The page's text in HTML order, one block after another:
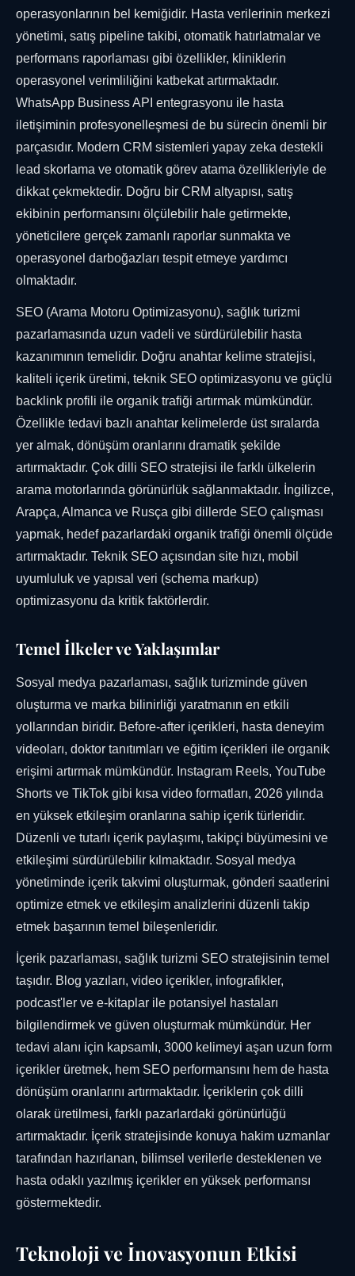
operasyonlarının bel kemiğidir. Hasta verilerinin merkezi
yönetimi, satış pipeline takibi, otomatik hatırlatmalar ve
performans raporlaması gibi özellikler, kliniklerin
operasyonel verimliliğini katbekat artırmaktadır.
WhatsApp Business API entegrasyonu ile hasta
iletişiminin profesyonelleşmesi de bu sürecin önemli bir
parçasıdır. Modern CRM sistemleri yapay zeka destekli
lead skorlama ve otomatik görev atama özellikleriyle de
dikkat çekmektedir. Doğru bir CRM altyapısı, satış
ekibinin performansını ölçülebilir hale getirmekte,
yöneticilere gerçek zamanlı raporlar sunmakta ve
operasyonel darboğazları tespit etmeye yardımcı
olmaktadır.
SEO (Arama Motoru Optimizasyonu), sağlık turizmi
pazarlamasında uzun vadeli ve sürdürülebilir hasta
kazanımının temelidir. Doğru anahtar kelime stratejisi,
kaliteli içerik üretimi, teknik SEO optimizasyonu ve güçlü
backlink profili ile organik trafiği artırmak mümkündür.
Özellikle tedavi bazlı anahtar kelimelerde üst sıralarda
yer almak, dönüşüm oranlarını dramatik şekilde
artırmaktadır. Çok dilli SEO stratejisi ile farklı ülkelerin
arama motorlarında görünürlük sağlanmaktadır. İngilizce,
Arapça, Almanca ve Rusça gibi dillerde SEO çalışması
yapmak, hedef pazarlardaki organik trafiği önemli ölçüde
artırmaktadır. Teknik SEO açısından site hızı, mobil
uyumluluk ve yapısal veri (schema markup)
optimizasyonu da kritik faktörlerdir.
Temel İlkeler ve Yaklaşımlar
Sosyal medya pazarlaması, sağlık turizminde güven
oluşturma ve marka bilinirliği yaratmanın en etkili
yollarından biridir. Before-after içerikleri, hasta deneyim
videoları, doktor tanıtımları ve eğitim içerikleri ile organik
erişimi artırmak mümkündür. Instagram Reels, YouTube
Shorts ve TikTok gibi kısa video formatları, 2026 yılında
en yüksek etkileşim oranlarına sahip içerik türleridir.
Düzenli ve tutarlı içerik paylaşımı, takipçi büyümesini ve
etkileşimi sürdürülebilir kılmaktadır. Sosyal medya
yönetiminde içerik takvimi oluşturmak, gönderi saatlerini
optimize etmek ve etkileşim analizlerini düzenli takip
etmek başarının temel bileşenleridir.
İçerik pazarlaması, sağlık turizmi SEO stratejisinin temel
taşıdır. Blog yazıları, video içerikler, infografikler,
podcast'ler ve e-kitaplar ile potansiyel hastaları
bilgilendirmek ve güven oluşturmak mümkündür. Her
tedavi alanı için kapsamlı, 3000 kelimeyi aşan uzun form
içerikler üretmek, hem SEO performansını hem de hasta
dönüşüm oranlarını artırmaktadır. İçeriklerin çok dilli
olarak üretilmesi, farklı pazarlardaki görünürlüğü
artırmaktadır. İçerik stratejisinde konuya hakim uzmanlar
tarafından hazırlanan, bilimsel verilerle desteklenen ve
hasta odaklı yazılmış içerikler en yüksek performansı
göstermektedir.
Teknoloji ve İnovasyonun Etkisi